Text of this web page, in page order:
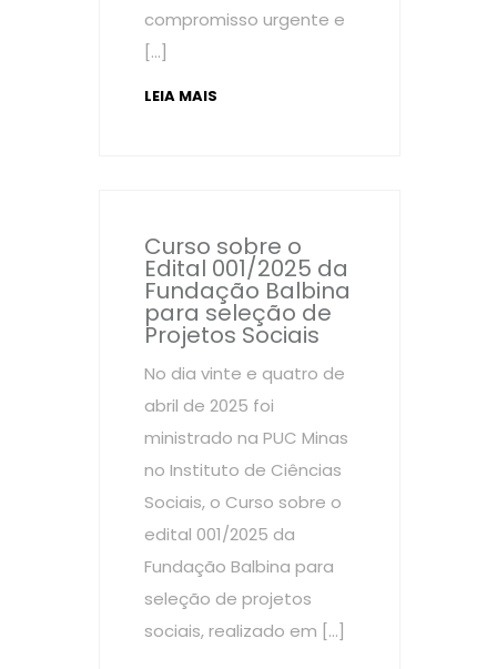
compromisso urgente e
[…]
LEIA MAIS
Curso sobre o
Edital 001/2025 da
Fundação Balbina
para seleção de
Projetos Sociais
No dia vinte e quatro de
abril de 2025 foi
ministrado na PUC Minas
no Instituto de Ciências
Sociais, o Curso sobre o
edital 001/2025 da
Fundação Balbina para
seleção de projetos
sociais, realizado em […]